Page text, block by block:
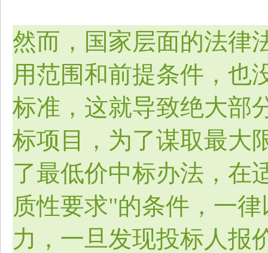
然而，国家层面的法律
用范围和前提条件，也
标准，这就导致绝大部
标项目，为了谋取最大
了最低价中标办法，在
质性要求"的条件，一
力，一旦发现投标人报